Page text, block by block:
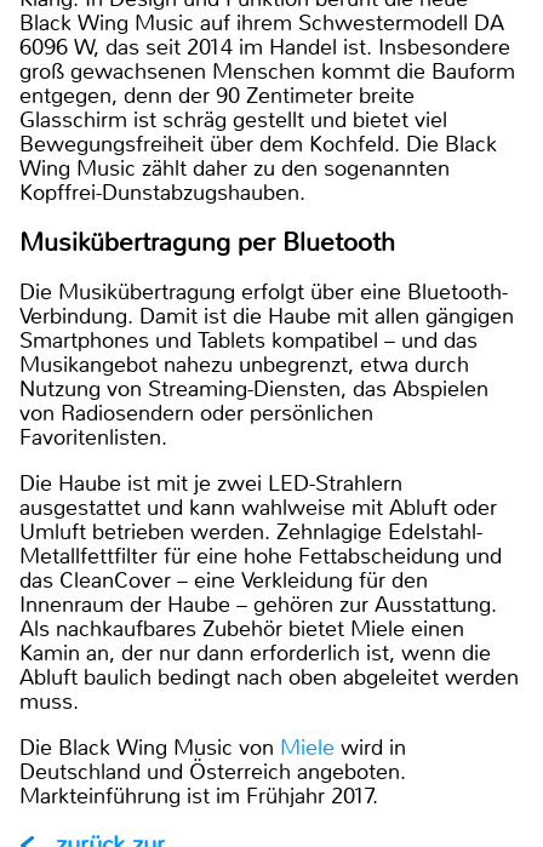
Black Wing Music auf ihrem Schwestermodell DA
6096 W, das seit 2014 im Handel ist. Insbesondere
groß gewachsenen Menschen kommt die Bauform
entgegen, denn der 90 Zentimeter breite
Glasschirm ist schräg gestellt und bietet viel
Bewegungsfreiheit über dem Kochfeld. Die Black
Wing Music zählt daher zu den sogenannten
Kopffrei-Dunstabzugshauben.
Musikübertragung per Bluetooth
Die Musikübertragung erfolgt über eine Bluetooth-
Verbindung. Damit ist die Haube mit allen gängigen
Smartphones und Tablets kompatibel – und das
Musikangebot nahezu unbegrenzt, etwa durch
Nutzung von Streaming-Diensten, das Abspielen
von Radiosendern oder persönlichen
Favoritenlisten.
Die Haube ist mit je zwei LED-Strahlern
ausgestattet und kann wahlweise mit Abluft oder
Umluft betrieben werden. Zehnlagige Edelstahl-
Metallfettfilter für eine hohe Fettabscheidung und
das CleanCover – eine Verkleidung für den
Innenraum der Haube – gehören zur Ausstattung.
Als nachkaufbares Zubehör bietet Miele einen
Kamin an, der nur dann erforderlich ist, wenn die
Abluft baulich bedingt nach oben abgeleitet werden
muss.
Die Black Wing Music von Miele wird in
Deutschland und Österreich angeboten.
Markteinführung ist im Frühjahr 2017.